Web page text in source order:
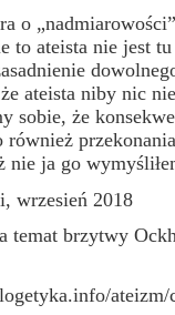
to ateista nie jest
ateista niby nic
sobie, że
również
nie ja go
2018
temat brzytwy